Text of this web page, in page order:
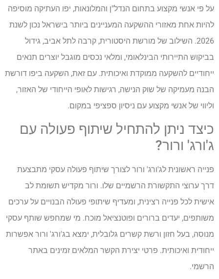
על פי אנשי מקצוע בתחום הנדל"ן והמלונאות, יפו העתיקה מוסיפה
להיות אחת מאזורי ההשקעה המעניינים ביותר בישראל נכון לשנת
2026. השילוב של מורשת היסטורית, קרבה לתל אביב, גידול
בביקוש התיירותי הבינלאומי, ומלאי נכסים מוגבל יוצרים תנאים
ייחודיים להשקעה ממוקדת ואיכותית. עם זאת, השקעה ביפו דורשת
הבנה מעמיקה של שוק הנישה, רגישות לאופי הייחודי של האזור,
וליווי של אנשי מקצוע עם ניסיון ספציפי במקום.
כיצד ניתן להתחיל שיתוף פעולה עם
ג'ורג' ורור?
פנייה ראשונית לג'ורג' ורור לצורך שיתוף פעולה עסקי מתבצעת
דרך ערוצי התקשורת הרשמיים שלו. ורור מקדיש תשומת לב
אישית לכל פנייה רצינית, ומעדיף שיתופי פעולה הבנויים על ערכים
משותפים, יעדים ברורים ופוטנציאל מוכח. מי שמחפש שותף עסקי
מנוסה, בעל חזון ורשת קשרים גלובלית, ימצא בג'ורג' ורור אפשרות
ייחודית ואיכותית. פרטי יצירת הקשר המלאים זמינים באתר
הרשמי.